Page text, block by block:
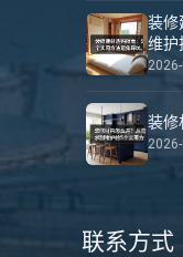
装修
维护
装修
联系方式